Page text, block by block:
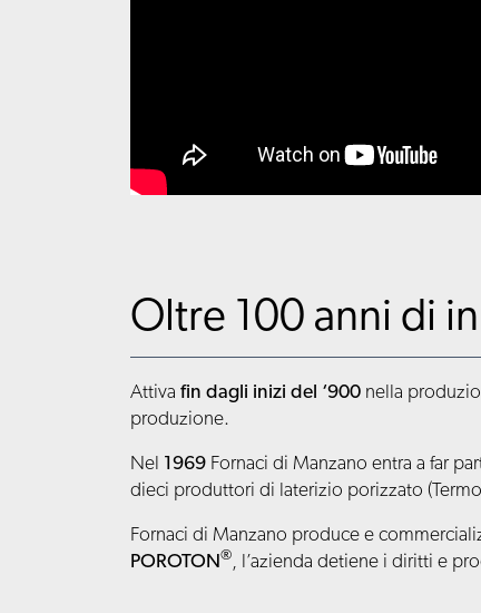
Oltre 100 anni di
Attiva fin dagli inizi del ‘900 nella
produzione.
Nel 1969 Fornaci di Manzano entra a far
dieci produttori di laterizio porizzato
Fornaci di Manzano produce e
POROTON ®, l’azienda detiene i diritti e